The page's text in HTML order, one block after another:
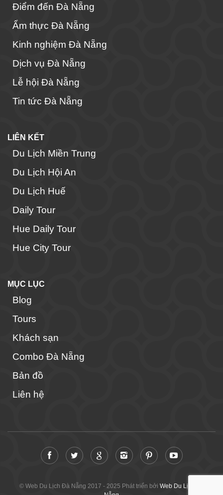
Điểm đến Đà Nẵng
Ẩm thực Đà Nẵng
Kinh nghiệm Đà Nẵng
Dịch vụ Đà Nẵng
Lễ hội Đà Nẵng
Tin tức Đà Nẵng
LIÊN KẾT
Du Lịch Miền Trung
Du Lịch Hội An
Du Lịch Huế
Daily Tour
Hue Daily Tour
Hue City Tour
MỤC LỤC
Blog
Tours
Khách sạn
Combo Đà Nẵng
Bản đồ
Liên hệ
© Web Du Lịch Đà Nẵng 2017 - 2025 Phát triển bởi Web Du Lịch Đà